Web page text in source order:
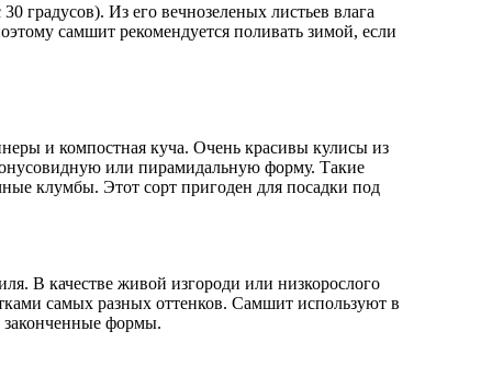
градусов). Из его вечнозеленых листьев влага
самшит рекомендуется поливать зимой, если
и компостная куча. Очень красивы кулисы из
или пирамидальную форму. Такие
клумбы. Этот сорт пригоден для посадки под
В качестве живой изгороди или низкорослого
самых разных оттенков. Самшит используют в
законченные формы.